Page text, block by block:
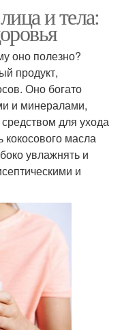
и тела:
оно полезно?
продукт,
Оно богато
и минералами,
для ухода
кокосового масла
увлажнять и
и